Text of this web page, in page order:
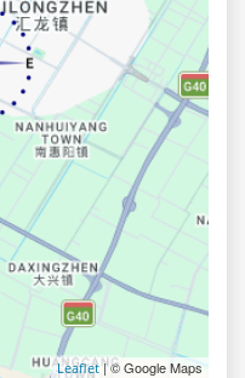
Leaflet| © Google Maps